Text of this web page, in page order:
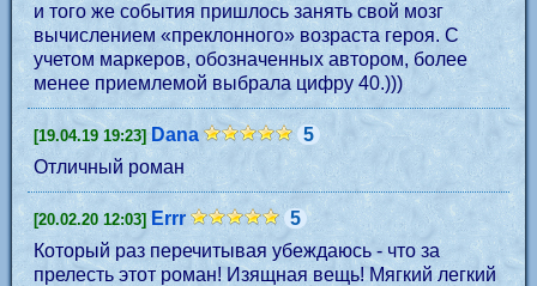
и того же события пришлось занять свой мозг
вычислением «преклонного» возраста героя. С
учетом маркеров, обозначенных автором, более
менее приемлемой выбрала цифру 40.)))
[19.04.19 19:23] Dana
5
Отличный роман
[20.02.20 12:03] Errr
5
Который раз перечитывая убеждаюсь - что за
прелесть этот роман! Изящная вещь! Мягкий легкий